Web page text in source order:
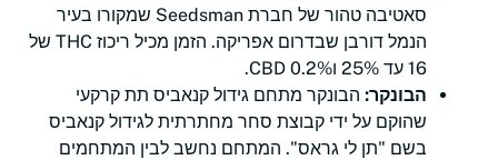
סאטיבה טהור של חברת Seedsman שמקורו בעיר
הנמל דורבן שבדרום אפריקה. הזמן מכיל ריכוז THC של
16 עד 25% ו0.2% CBD.
הבונקר: הבונקר מתחם גידול קנאביס תת קרקעי
שהוקם על ידי קבוצת סחר מחתרתית לגידול קנאביס
בשם "תן לי גראס". המתחם נחשב לבין המתחמים